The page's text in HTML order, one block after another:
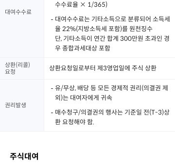
대여수수료
수수료율 × 1/365)
대여수수료는 기타소득으로 분류되어 소득세
율 22%(지방소득세 포함)를 원천징수
단, 기타소득이 연간 합계 300만원 초과인 경
우 종합과세대상 포함
상환(리콜)
요청
상환요청일로부터 제3영업일에 주식 상환
권리발생
유/무상, 배당 등 모든 경제적 권리(의결권 제
외)는 대여자에게 귀속
매수청구/의결권의 행사는 기준일 전(T-3)상
환 요청해야 함.
주식대여